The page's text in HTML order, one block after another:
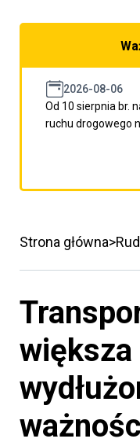
2026-08-06
Od 10 sierpnia br.
ruchu drogowego
porzpedniego
Strona główna